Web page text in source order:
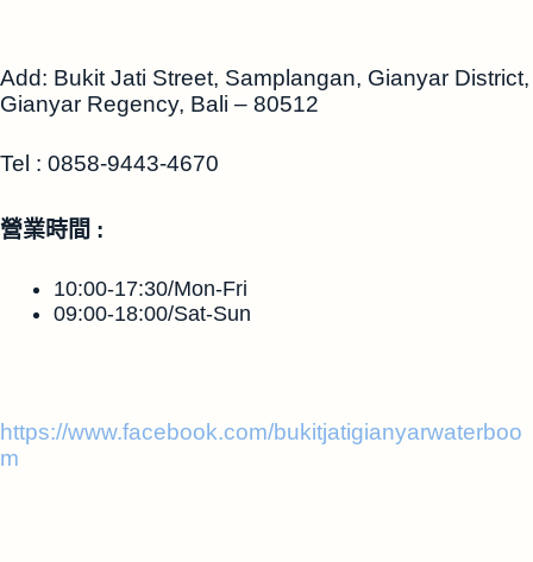
Add: Bukit Jati Street, Samplangan, Gianyar District,
Gianyar Regency, Bali – 80512
Tel : 0858-9443-4670
營業時間 :
10:00-17:30/Mon-Fri
09:00-18:00/Sat-Sun
https://www.facebook.com/bukitjatigianyarwaterboo
m